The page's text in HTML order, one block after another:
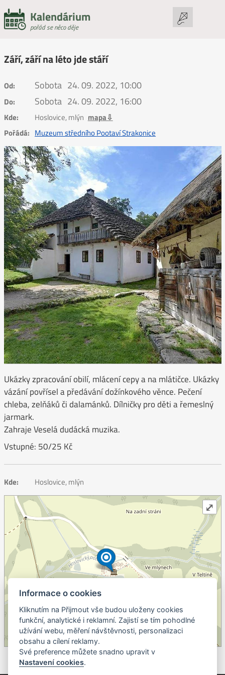
Kalendárium
pořád se něco děje
Září, září na léto jde stáří
Od: Sobota 24. 09. 2022, 10:00
Do: Sobota 24. 09. 2022, 16:00
Kde: Hoslovice, mlýn mapa⇩
Pořádá: Muzeum středního Pootaví Strakonice
Ukázky zpracování obilí, mlácení cepy a na mlátičce. Ukázky
vázání povřísel a předávání dožínkového věnce. Pečení
chleba, zelňáků či dalamánků. Dílničky pro děti a řemeslný
jarmark.
Zahraje Veselá dudácká muzika.
Vstupné: 50/25 Kč
Kde: Hoslovice, mlýn
©OpenStreetMapcontributors.
⤢
Informace o cookies
Kliknutím na Přijmout vše budou uloženy cookies
funkční, analytické i reklamní. Zajistí se tím pohodlné
užívání webu, měření návštěvnosti, personalizaci
obsahu a cílení reklamy.
Své preference můžete snadno upravit v
Nastavení cookies.